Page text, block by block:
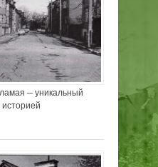
— уникальный
историей